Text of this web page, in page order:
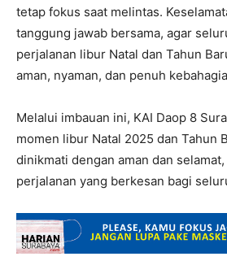
tetap fokus saat melintas.
tanggung jawab bersama, agar
perjalanan libur Natal dan Tahun
aman, nyaman, dan penuh
Melalui imbauan ini, KAI Daop 8
momen libur Natal 2025 dan Tahun
dinikmati dengan aman dan
perjalanan yang berkesan bagi